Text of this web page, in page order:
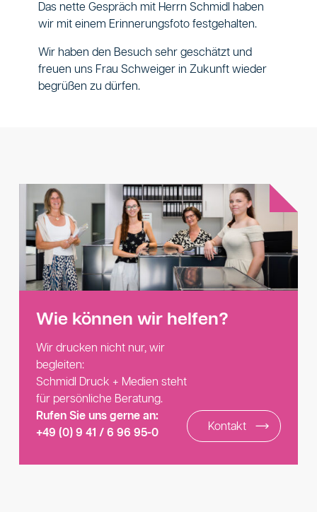
Das nette Gespräch mit Herrn Schmidl haben
wir mit einem Erinnerungsfoto festgehalten.
Wir haben den Besuch sehr geschätzt und
freuen uns Frau Schweiger in Zukunft wieder
begrüßen zu dürfen.
Wie können wir helfen?
Wir drucken nicht nur, wir
begleiten:
Schmidl Druck + Medien steht
für persönliche Beratung.
Rufen Sie uns gerne an:
+49 (0) 9 41 / 6 96 95-0
Kontakt